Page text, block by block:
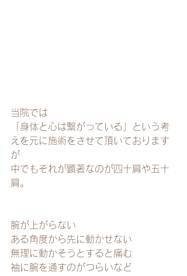
当院では
「身体と心は繋がっている」という考
えを元に施術をさせて頂いております
が
中でもそれが顕著なのが四十肩や五十
肩。
腕が上がらない
ある角度から先に動かせない
無理に動かそうとすると痛む
袖に腕を通すのがつらいなど